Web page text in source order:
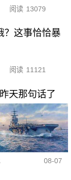
阅读 13079
？这事恰恰暴
阅读 11121
天那句话了
08-07